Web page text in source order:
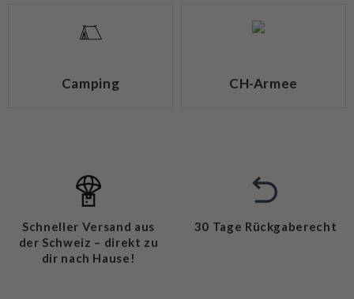
Camping CH-Armee
Schneller Versand aus
der Schweiz – direkt zu
dir nach Hause!
30 Tage Rückgaberecht